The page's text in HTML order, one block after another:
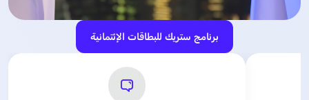
برنامج ستريك للبطاقات الإئتمانية